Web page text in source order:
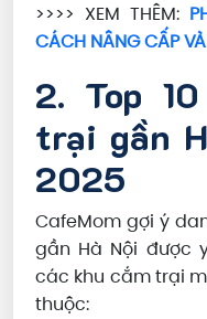
>>>> XEM THÊM:
CÁCH NÂNG CẤP
2. Top
trại gần
2025
CafeMom gợi ý
gần Hà Nội được
các khu cắm trại
thuộc: